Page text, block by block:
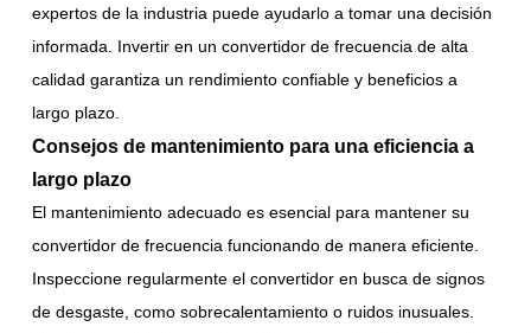
expertos de la industria puede ayudarlo a tomar una decisión
informada. Invertir en un convertidor de frecuencia de alta
calidad garantiza un rendimiento confiable y beneficios a
largo plazo.
Consejos de mantenimiento para una eficiencia a
largo plazo
El mantenimiento adecuado es esencial para mantener su
convertidor de frecuencia funcionando de manera eficiente.
Inspeccione regularmente el convertidor en busca de signos
de desgaste, como sobrecalentamiento o ruidos inusuales.